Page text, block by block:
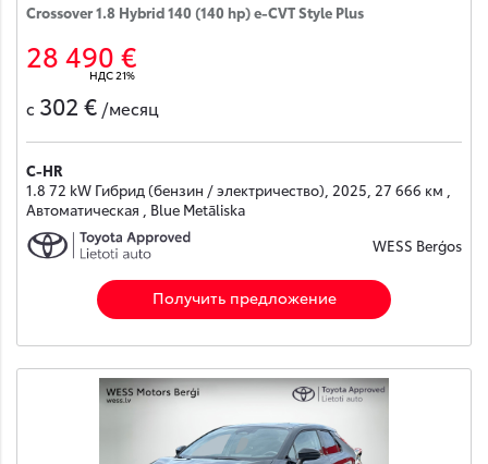
Crossover 1.8 Hybrid 140 (140 hp) e-CVT Style Plus
28 490 €
НДС 21%
с 302 € /месяц
C-HR
1.8 72 kW Гибрид (бензин / электричество), 2025, 27 666 км ,
Автоматическая , Blue Metāliska
WESS Berģos
Получить предложение